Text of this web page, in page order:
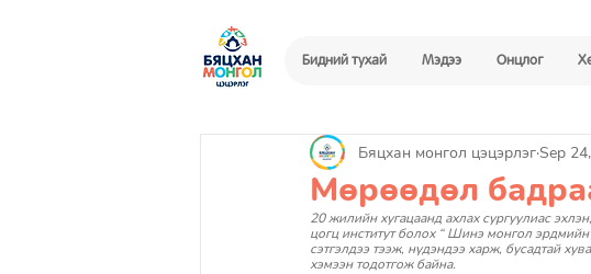
Бидний тухай Мэдээ Онцлог
Мөрөөдөл
Бяцхан монгол цэцэрлэгSep
20 жилийн хугацаанд ахлах сургуулиас
цогц институт болох “ Шинэ монгол
сэтгэлдээ тээж, нүдэндээ харж, бусадтай
хэмээн тодотгож байна.